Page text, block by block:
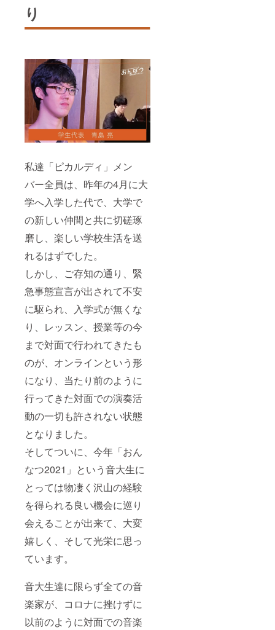
り
私達「ピカルディ」メン
バー全員は、昨年の4月に大
学へ入学した代で、大学で
の新しい仲間と共に切磋琢
磨し、楽しい学校生活を送
れるはずでした。
しかし、ご存知の通り、緊
急事態宣言が出されて不安
に駆られ、入学式が無くな
り、レッスン、授業等の今
まで対面で行われてきたも
のが、オンラインという形
になり、当たり前のように
行ってきた対面での演奏活
動の一切も許されない状態
となりました。
そしてついに、今年「おん
なつ2021」という音大生に
とっては物凄く沢山の経験
を得られる良い機会に巡り
会えることが出来て、大変
嬉しく、そして光栄に思っ
ています。
音大生達に限らず全ての音
楽家が、コロナに挫けずに
以前のように対面での音楽